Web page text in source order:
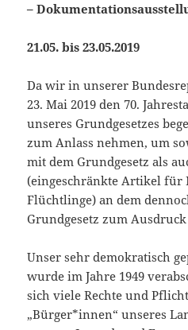
–
21.05. bis 23.05.2019
Da wir in unserer
23. Mai 2019 den 70.
unseres Grundgesetzes
zum Anlass nehmen, um
mit dem Grundgesetz als
(eingeschränkte Artikel für
Flüchtlinge) an dem
Grundgesetz zum
Unser sehr demokratisch
wurde im Jahre 1949
sich viele Rechte und
„Bürger*innen“ unseres